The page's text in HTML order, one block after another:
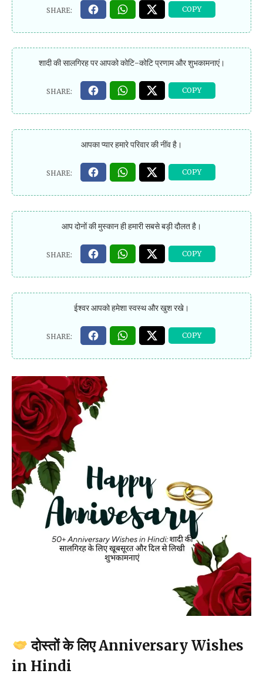
शादी की सालगिरह पर आपको कोटि-कोटि प्रणाम और शुभकामनाएं।
आपका प्यार हमारे परिवार की नींव है।
आप दोनों की मुस्कान ही हमारी सबसे बड़ी दौलत है।
ईश्वर आपको हमेशा स्वस्थ और खुश रखे।
दोस्तों के लिए Anniversary Wishes
in Hindi